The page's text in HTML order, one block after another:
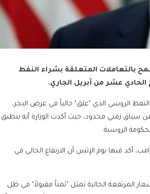
بالتعاملات المتعلقة بشراء النفط
عشر من أبريل الجاري.
الروسي الذي "علق" حالياً في عرض البحر،
سياق زمني محدود، حيث أكدت الوزارة أنه ينطبق
الروسية.
أكد فيها يوم الإثنين أن الارتفاع الحالي في
المرتفعة الحالية تمثل "ثمناً مقبولاً" في ظل